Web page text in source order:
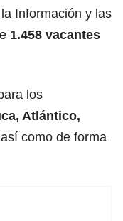
Información y las
1.458 vacantes
los
Atlántico,
como de forma